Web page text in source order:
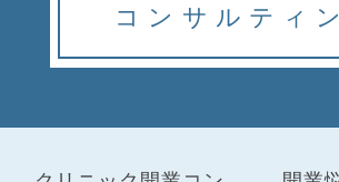
コンサルティ